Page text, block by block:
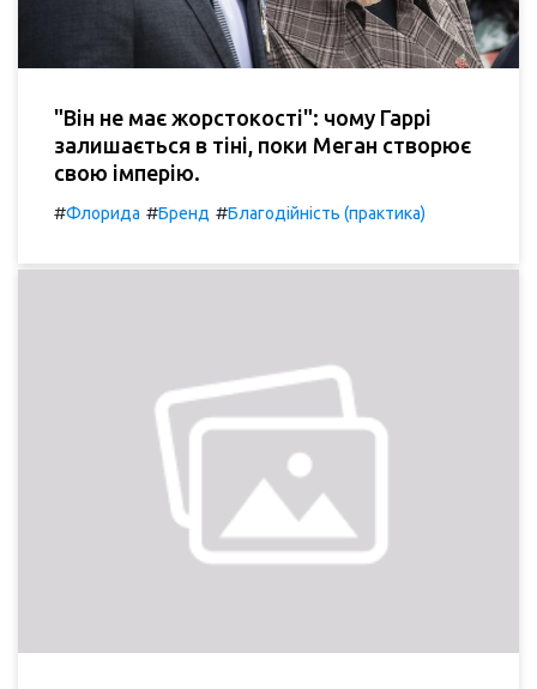
"Він не має жорстокості": чому Гаррі
залишається в тіні, поки Меган створює
свою імперію.
#Флорида #Бренд #Благодійність (практика)